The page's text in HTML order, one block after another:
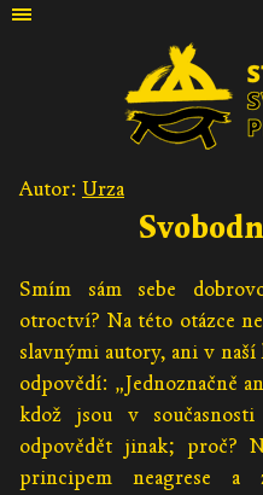
Autor: Urza
Smím sám sebe
otroctví? Na této otázce
slavnými autory, ani v naší
odpovědí: „Jednoznačně
kdož jsou v
odpovědět jinak; proč?
principem neagrese a